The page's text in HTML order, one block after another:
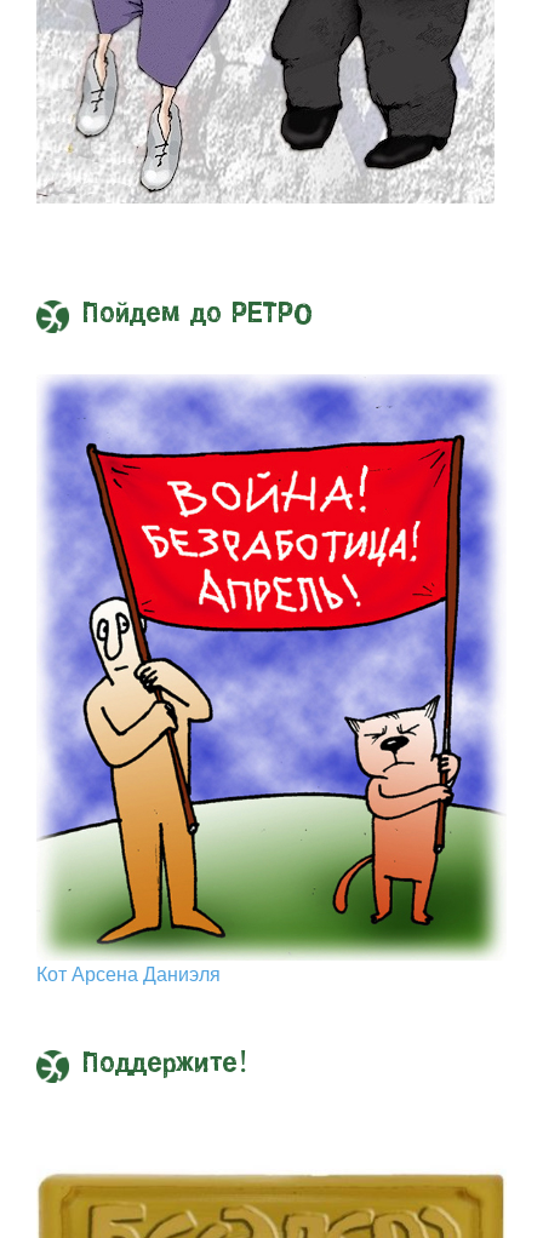
Пойдем до РЕТРО
Кот Арcена Даниэля
Поддержите!